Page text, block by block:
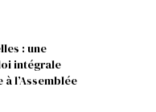
: une
intégrale
l’Assemblée